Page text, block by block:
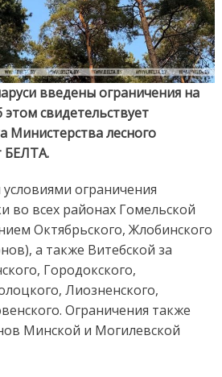
введены ограничения на
свидетельствует
Министерства лесного
БЕЛТА.
ограничения
во всех районах Гомельской
Октябрьского, Жлобинского
а также Витебской за
Городокского,
Лиозненского,
Ограничения также
Минской и Могилевской